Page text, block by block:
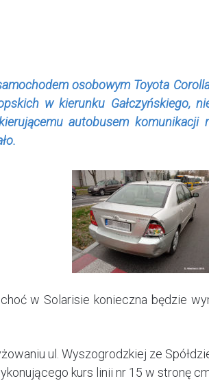
osobowym Toyota
w kierunku Gałczyńskiego,
autobusem komunikacji
w Solarisie konieczna będzie
ul. Wyszogrodzkiej ze
kurs linii nr 15 w stronę